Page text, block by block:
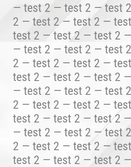
— test 2 — test 2 — test
2 — test 2 — test 2 —
test 2 — test 2 — test 2
— test 2 — test 2 — test
2 — test 2 — test 2 —
test 2 — test 2 — test 2
— test 2 — test 2 — test
2 — test 2 — test 2 —
test 2 — test 2 — test 2
— test 2 — test 2 — test
2 — test 2 — test 2 —
test 2 — test 2 — test 2